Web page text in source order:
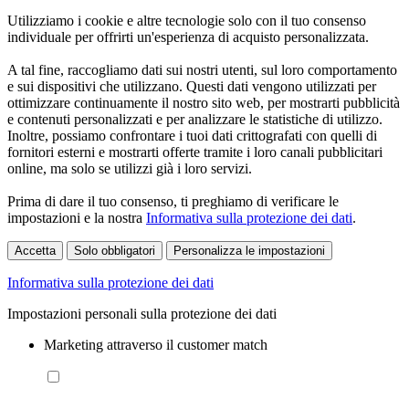
Utilizziamo i cookie e altre tecnologie solo con il tuo consenso
individuale per offrirti un'esperienza di acquisto personalizzata.
A tal fine, raccogliamo dati sui nostri utenti, sul loro comportamento
e sui dispositivi che utilizzano. Questi dati vengono utilizzati per
ottimizzare continuamente il nostro sito web, per mostrarti pubblicità
e contenuti personalizzati e per analizzare le statistiche di utilizzo.
Inoltre, possiamo confrontare i tuoi dati crittografati con quelli di
fornitori esterni e mostrarti offerte tramite i loro canali pubblicitari
online, ma solo se utilizzi già i loro servizi.
Prima di dare il tuo consenso, ti preghiamo di verificare le
impostazioni e la nostra Informativa sulla protezione dei dati.
Accetta Solo obbligatori Personalizza le impostazioni
Informativa sulla protezione dei dati
Impostazioni personali sulla protezione dei dati
Marketing attraverso il customer match